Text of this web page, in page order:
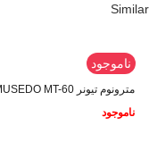
Similar
ناموجود
مترونوم تیونر MUSEDO MT-60
ناموجود